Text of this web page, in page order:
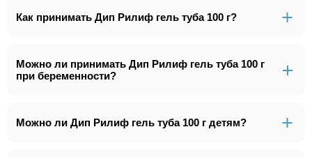
Как принимать Дип Рилиф гель туба 100 г?
Можно ли принимать Дип Рилиф гель туба 100 г
при беременности?
Можно ли Дип Рилиф гель туба 100 г детям?